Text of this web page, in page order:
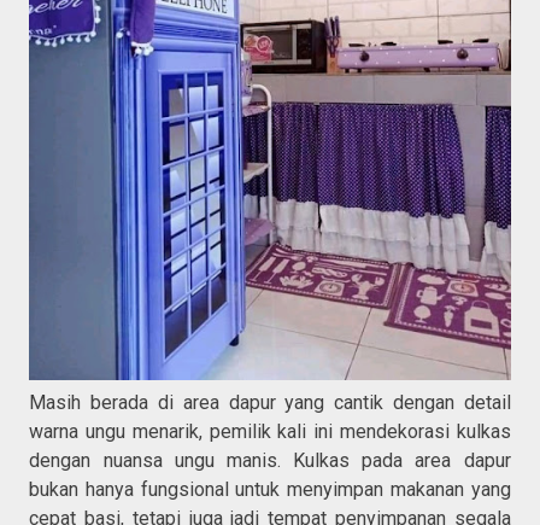
Masih berada di area dapur yang cantik dengan detail
warna ungu menarik, pemilik kali ini mendekorasi kulkas
dengan nuansa ungu manis. Kulkas pada area dapur
bukan hanya fungsional untuk menyimpan makanan yang
cepat basi, tetapi juga jadi tempat penyimpanan segala